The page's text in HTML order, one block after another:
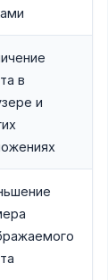
в
и